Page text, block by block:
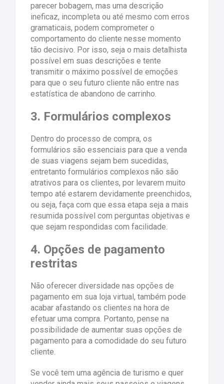
parecer bobagem, mas uma descrição
ineficaz, incompleta ou até mesmo com erros
gramaticais, podem comprometer o
comportamento do cliente nesse momento
tão decisivo. Por isso, seja o mais detalhista
possível em suas descrições e tente
transmitir o máximo possível de emoções
para que o seu futuro cliente não entre nas
estatística de abandono de carrinho.
3. Formulários complexos
Dentro do processo de compra, os
formulários são essenciais para que a venda
de suas viagens sejam bem sucedidas,
entretanto formulários complexos não são
atrativos para os clientes, por levarem muito
tempo até estarem devidamente preenchidos,
ou seja, faça com que essa etapa seja a mais
resumida possível com perguntas objetivas e
que sejam respondidas com facilidade.
4. Opções de pagamento
restritas
Não oferecer diversidade nas opções de
pagamento em sua loja virtual, também pode
acabar afastando os clientes na hora de
efetuar uma compra. Portanto, pense na
possibilidade de aumentar suas opções de
pagamento para a comodidade do seu futuro
cliente.
Se você tem uma agência de turismo e quer